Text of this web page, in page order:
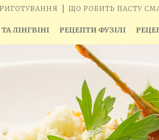
ЩО РОБИТЬ ПАСТУ
ЛІНГВІНІ РЕЦЕПТИ ФУЗІЛІ